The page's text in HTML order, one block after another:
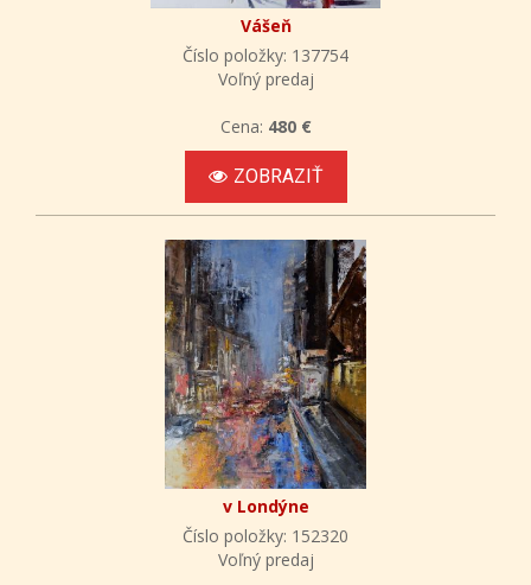
Vášeň
Číslo položky: 137754
Voľný predaj
Cena: 480 €
ZOBRAZIŤ
v Londýne
Číslo položky: 152320
Voľný predaj